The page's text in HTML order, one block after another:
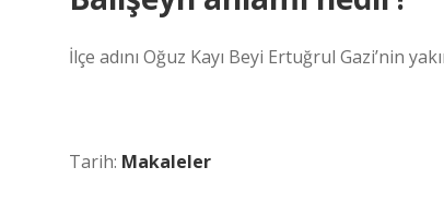
İlçe adını Oğuz Kayı Beyi Ertuğrul Gazi’nin
Tarih: Makaleler